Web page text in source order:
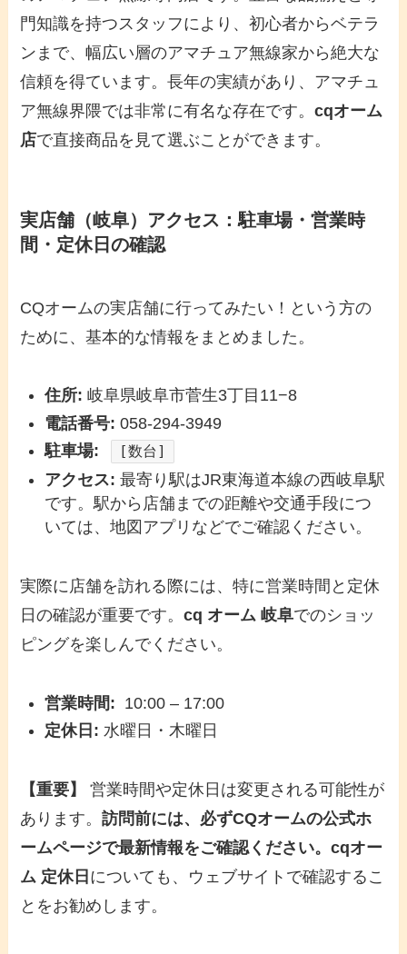
門知識を持つスタッフにより、初心者からベテラ
ンまで、幅広い層のアマチュア無線家から絶大な
信頼を得ています。長年の実績があり、アマチュ
ア無線界隈では非常に有名な存在です。cqオーム
店で直接商品を見て選ぶことができます。
実店舗（岐阜）アクセス：駐車場・営業時
間・定休日の確認
CQオームの実店舗に行ってみたい！という方の
ために、基本的な情報をまとめました。
住所: 岐阜県岐阜市菅生3丁目11−8
電話番号: 058-294-3949
駐車場:
[数台]
アクセス: 最寄り駅はJR東海道本線の西岐阜駅
です。駅から店舗までの距離や交通手段につ
いては、地図アプリなどでご確認ください。
実際に店舗を訪れる際には、特に営業時間と定休
日の確認が重要です。cq オーム 岐阜でのショッ
ピングを楽しんでください。
営業時間: 10:00 – 17:00
定休日: 水曜日・木曜日
【重要】
営業時間や定休日は変更される可能性が
あります。訪問前には、必ずCQオームの公式ホ
ームページで最新情報をご確認ください。cqオー
ム 定休日 についても、ウェブサイトで確認するこ
とをお勧めします。